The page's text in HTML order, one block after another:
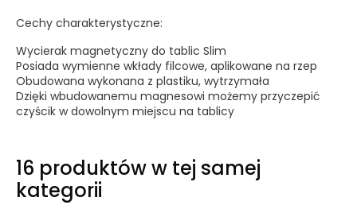
Cechy charakterystyczne:
Wycierak magnetyczny do tablic Slim
Posiada wymienne wkłady filcowe, aplikowane na rzep
Obudowana wykonana z plastiku, wytrzymała
Dzięki wbudowanemu magnesowi możemy przyczepić
czyścik w dowolnym miejscu na tablicy
16 produktów w tej samej
kategorii